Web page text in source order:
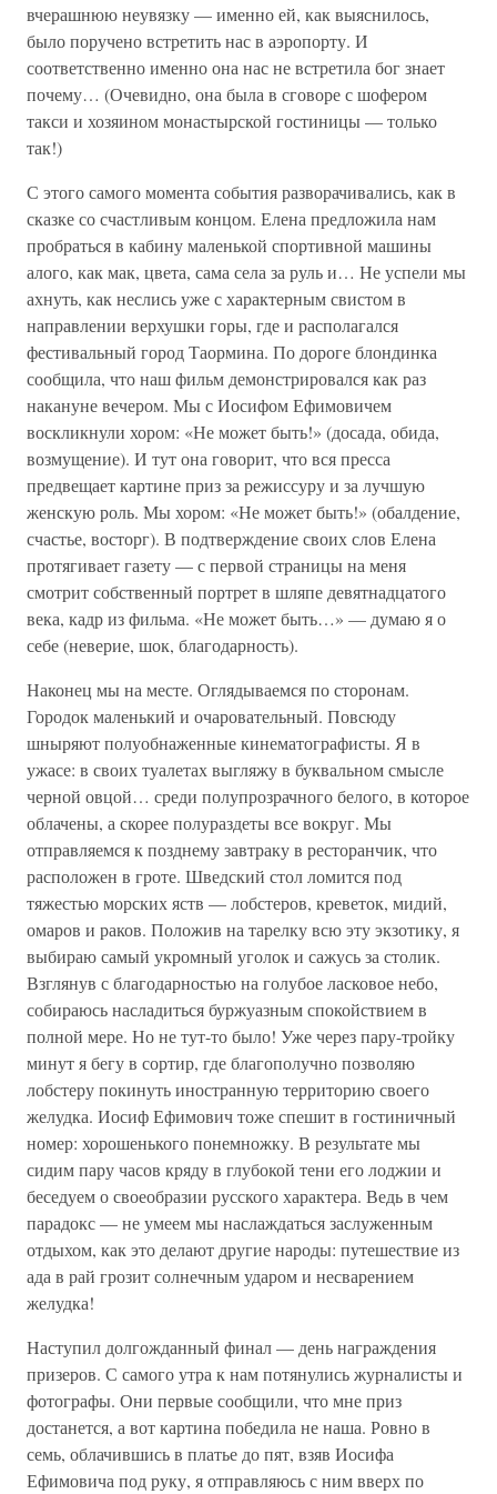
вчерашнюю неувязку — именно ей, как выяснилось,
было поручено встретить нас в аэропорту. И
соответственно именно она нас не встретила бог знает
почему… (Очевидно, она была в сговоре с шофером
такси и хозяином монастырской гостиницы — только
так!)
С этого самого момента события разворачивались, как в
сказке со счастливым концом. Елена предложила нам
пробраться в кабину маленькой спортивной машины
алого, как мак, цвета, сама села за руль и… Не успели мы
ахнуть, как неслись уже с характерным свистом в
направлении верхушки горы, где и располагался
фестивальный город Таормина. По дороге блондинка
сообщила, что наш фильм демонстрировался как раз
накануне вечером. Мы с Иосифом Ефимовичем
воскликнули хором: «Не может быть!» (досада, обида,
возмущение). И тут она говорит, что вся пресса
предвещает картине приз за режиссуру и за лучшую
женскую роль. Мы хором: «Не может быть!» (обалдение,
счастье, восторг). В подтверждение своих слов Елена
протягивает газету — с первой страницы на меня
смотрит собственный портрет в шляпе девятнадцатого
века, кадр из фильма. «Не может быть…» — думаю я о
себе (неверие, шок, благодарность).
Наконец мы на месте. Оглядываемся по сторонам.
Городок маленький и очаровательный. Повсюду
шныряют полуобнаженные кинематографисты. Я в
ужасе: в своих туалетах выгляжу в буквальном смысле
черной овцой… среди полупрозрачного белого, в которое
облачены, а скорее полураздеты все вокруг. Мы
отправляемся к позднему завтраку в ресторанчик, что
расположен в гроте. Шведский стол ломится под
тяжестью морских яств — лобстеров, креветок, мидий,
омаров и раков. Положив на тарелку всю эту экзотику, я
выбираю самый укромный уголок и сажусь за столик.
Взглянув с благодарностью на голубое ласковое небо,
собираюсь насладиться буржуазным спокойствием в
полной мере. Но не тут-то было! Уже через пару-тройку
минут я бегу в сортир, где благополучно позволяю
лобстеру покинуть иностранную территорию своего
желудка. Иосиф Ефимович тоже спешит в гостиничный
номер: хорошенького понемножку. В результате мы
сидим пару часов кряду в глубокой тени его лоджии и
беседуем о своеобразии русского характера. Ведь в чем
парадокс — не умеем мы наслаждаться заслуженным
отдыхом, как это делают другие народы: путешествие из
ада в рай грозит солнечным ударом и несварением
желудка!
Наступил долгожданный финал — день награждения
призеров. С самого утра к нам потянулись журналисты и
фотографы. Они первые сообщили, что мне приз
достанется, а вот картина победила не наша. Ровно в
семь, облачившись в платье до пят, взяв Иосифа
Ефимовича под руку, я отправляюсь с ним вверх по